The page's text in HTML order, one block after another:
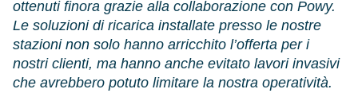
ottenuti finora grazie alla collaborazione con Powy.
Le soluzioni di ricarica installate presso le nostre
stazioni non solo hanno arricchito l’offerta per i
nostri clienti, ma hanno anche evitato lavori invasivi
che avrebbero potuto limitare la nostra operatività.